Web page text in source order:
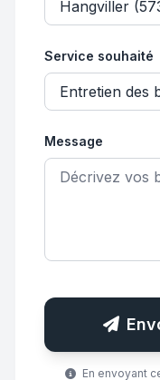
Service souhaité
Message
En envoyant